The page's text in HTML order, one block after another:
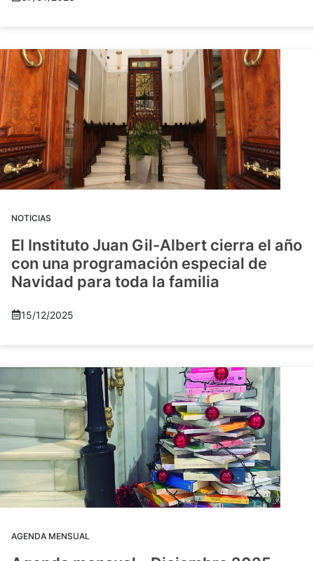
NOTICIAS
El Instituto Juan Gil-Albert cierra el año
con una programación especial de
Navidad para toda la familia
15/12/2025
AGENDA MENSUAL